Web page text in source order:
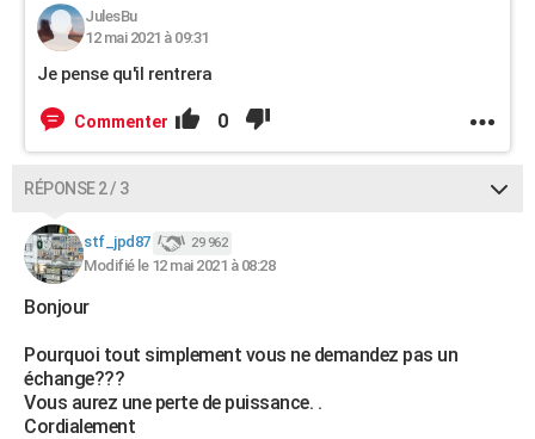
JulesBu
12 mai 2021 à 09:31
Je pense qu'il rentrera
Commenter 0
RÉPONSE 2 / 3
stf_jpd87 29 962
Modifié le 12 mai 2021 à 08:28
Bonjour
Pourquoi tout simplement vous ne demandez pas un
échange???
Vous aurez une perte de puissance. .
Cordialement